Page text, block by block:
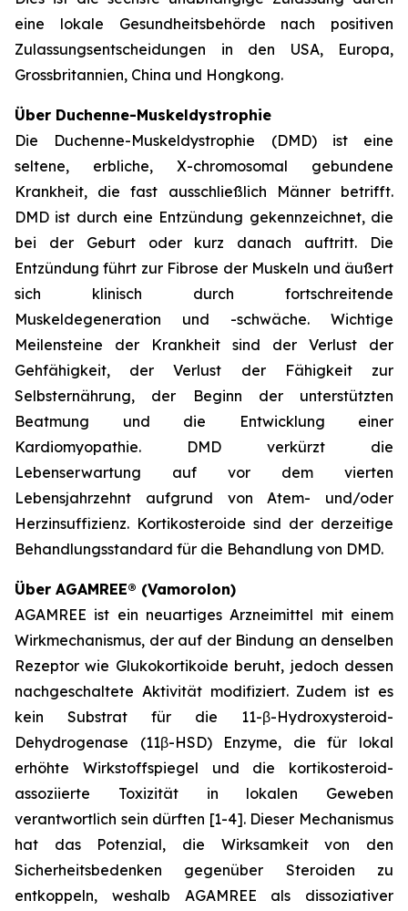
eine lokale Gesundheitsbehörde nach positiven
Zulassungsentscheidungen in den USA, Europa,
Grossbritannien, China und Hongkong.
Über Duchenne-Muskeldystrophie
Die Duchenne-Muskeldystrophie (DMD) ist eine
seltene, erbliche, X-chromosomal gebundene
Krankheit, die fast ausschließlich Männer betrifft.
DMD ist durch eine Entzündung gekennzeichnet, die
bei der Geburt oder kurz danach auftritt. Die
Entzündung führt zur Fibrose der Muskeln und äußert
sich klinisch durch fortschreitende
Muskeldegeneration und -schwäche. Wichtige
Meilensteine der Krankheit sind der Verlust der
Gehfähigkeit, der Verlust der Fähigkeit zur
Selbsternährung, der Beginn der unterstützten
Beatmung und die Entwicklung einer
Kardiomyopathie. DMD verkürzt die
Lebenserwartung auf vor dem vierten
Lebensjahrzehnt aufgrund von Atem- und/oder
Herzinsuffizienz. Kortikosteroide sind der derzeitige
Behandlungsstandard für die Behandlung von DMD.
Über AGAMREE® (Vamorolon)
AGAMREE ist ein neuartiges Arzneimittel mit einem
Wirkmechanismus, der auf der Bindung an denselben
Rezeptor wie Glukokortikoide beruht, jedoch dessen
nachgeschaltete Aktivität modifiziert. Zudem ist es
kein Substrat für die 11-β-Hydroxysteroid-
Dehydrogenase (11β-HSD) Enzyme, die für lokal
erhöhte Wirkstoffspiegel und die kortikosteroid-
assoziierte Toxizität in lokalen Geweben
verantwortlich sein dürften [1-4]. Dieser Mechanismus
hat das Potenzial, die Wirksamkeit von den
Sicherheitsbedenken gegenüber Steroiden zu
entkoppeln, weshalb AGAMREE als dissoziativer